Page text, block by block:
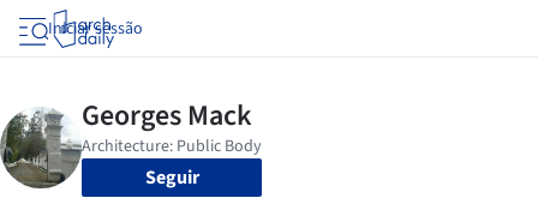
Iniciar sessão
Seguir